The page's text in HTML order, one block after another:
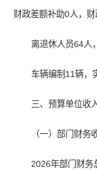
财政差额补助0人，
离退休人员64人
车辆编制11辆，
三、预算单位收
（一）部门财务
2026年部门财务